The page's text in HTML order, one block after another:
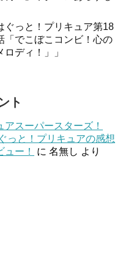
ぐっと！プリキュア第18
「でこぼこコンビ！心の
ロディ！」」
ト
アスーパースターズ！
っと！プリキュアの感想
ュー！
に 名無し より